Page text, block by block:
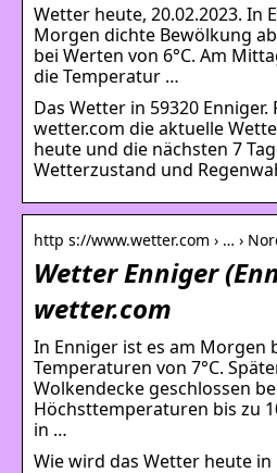
Wetter heute, 20.02.2023. In
Morgen dichte Bewölkung
bei Werten von 6°C. Am
die Temperatur …
Das Wetter in 59320 Enniger.
wetter.com die aktuelle
heute und die nächsten 7
Wetterzustand und
http s://www.wetter.com › … ›
Wetter Enniger
wetter.com
In Enniger ist es am Morgen
Temperaturen von 7°C.
Wolkendecke geschlossen
Höchsttemperaturen bis zu
in …
Wie wird das Wetter heute in